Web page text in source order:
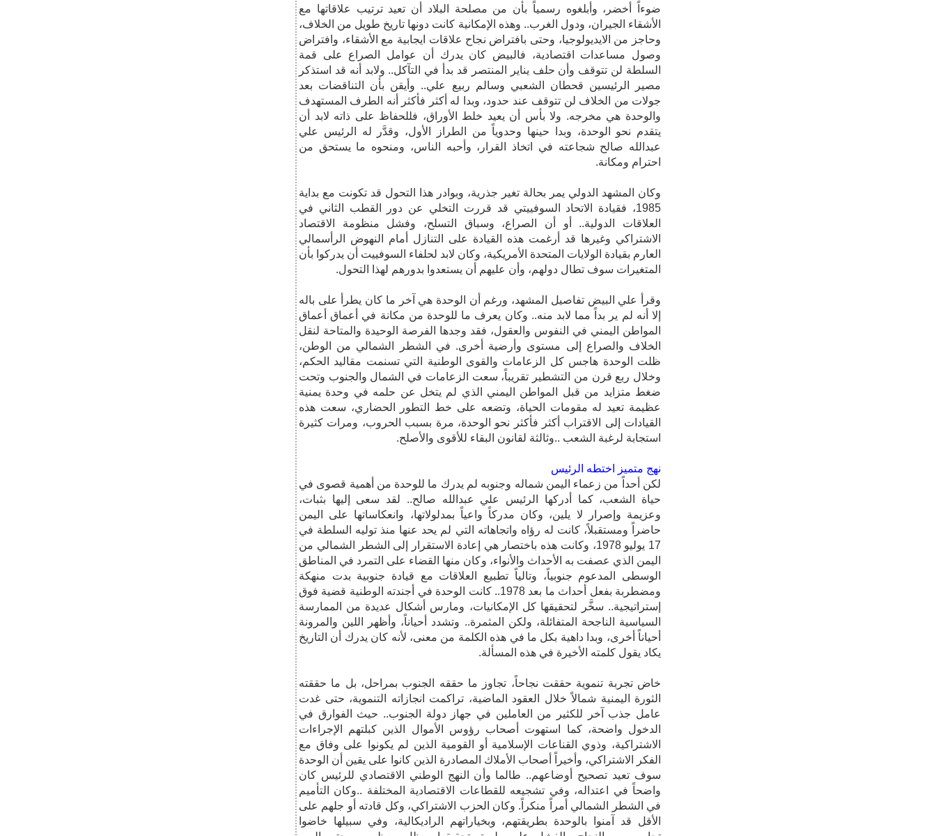
ضوءاً أخضر، وأبلغوه رسمياً بأن من مصلحة البلاد أن تعيد ترتيب علاقاتها مع
الأشقاء الجيران، ودول الغرب.. وهذه الإمكانية كانت دونها تاريخ طويل من الخلاف،
وحاجز من الايديولوجيا، وحتى بافتراض نجاح علاقات ايجابية مع الأشقاء، وافتراض
وصول مساعدات اقتصادية، فالبيض كان يدرك أن عوامل الصراع على قمة
السلطة لن تتوقف وأن حلف يناير المنتصر قد بدأ في التآكل.. ولابد أنه قد استذكر
مصير الرئيسين قحطان الشعبي وسالم ربيع علي.. وأيقن بأن التناقضات بعد
‬والوحدة‮ ‬هي‮ ‬مخرجه‮.‬ ولا بأس أن يعيد خلط الأوراق، فللحفاظ على ذاته لابد أن
يتقدم نحو الوحدة، وبدا حينها وحدوياً من الطراز الأول، وقدَّر له الرئيس علي
عبدالله صالح شجاعته في اتخاذ القرار، وأحبه الناس، ومنحوه ما يستحق من
احترام ومكانة.
وكان المشهد الدولي يمر بحالة تغير جذرية، وبوادر هذا التحول قد تكونت مع بداية
1985، فقيادة الاتحاد السوفييتي قد قررت التخلي عن دور القطب الثاني في
العلاقات الدولية.. أو أن الصراع، وسباق التسلح، وفشل منظومة الاقتصاد
‬المتغيرات‮ ‬سوف‮ ‬تطال‮ ‬دولهم،‮ ‬وأن‮ ‬عليهم‮ ‬أن‮ ‬يستعدوا‮ ‬بدورهم‮ ‬لهذا‮ ‬التحول‮. ‬
وقرأ علي البيض تفاصيل المشهد، ورغم أن الوحدة هي آخر ما كان يطرأ على باله
إلا أنه لم ير بداً مما لابد منه.. وكان يعرف ما للوحدة من مكانة في أعماق أعماق
المواطن اليمني في النفوس والعقول، فقد وجدها الفرصة الوحيدة والمتاحة لنقل
الخلاف والصراع إلى مستوى وأرضية أخرى‮.‬ في الشطر الشمالي من الوطن،
ظلت الوحدة هاجس كل الزعامات والقوى الوطنية التي تسنمت مقاليد الحكم،
وخلال ربع قرن من التشطير تقريباً، سعت الزعامات في الشمال والجنوب وتحت
ضغط متزايد من قبل المواطن اليمني الذي لم يتخل عن حلمه في وحدة يمنية
‬استجابة‮ ‬لرغبة‮ ‬الشعب‭..‬‮ ‬وثالثة‮ ‬لقانون‮ ‬البقاء‮ ‬للأقوى‮ ‬والأصلح‮. ‬
نهج‮ ‬متميز‮ ‬اختطه‮ ‬الرئيس
لكن أحداً من زعماء اليمن شماله وجنوبه لم يدرك ما للوحدة من أهمية قصوى في
حياة الشعب، كما أدركها الرئيس علي عبدالله صالح.. لقد سعى إليها بثبات،
وعزيمة وإصرار لا يلين، وكان مدركاً واعياً بمدلولاتها، وانعكاساتها على اليمن
حاضراً ومستقبلاً، كانت له رؤاه واتجاهاته التي لم يحد عنها منذ توليه السلطة في
17 يوليو 1978، وكانت هذه باختصار هي إعادة الاستقرار إلى الشطر الشمالي من
اليمن الذي عصفت به الأحداث والأنواء، وكان منها القضاء على التمرد في المناطق
الوسطى المدعوم جنوبياً، وتالياً تطبيع العلاقات مع قيادة جنوبية بدت منهكة
ومضطربة بفعل أحداث ما بعد 1978.. كانت الوحدة في أجندته الوطنية قضية فوق
إستراتيجية.. سخَّر لتحقيقها كل الإمكانيات، ومارس أشكال عديدة من الممارسة
السياسية الناجحة المتفائلة، ولكن المثمرة.. وتشدد أحياناً، وأظهر اللين والمرونة
‬يكاد‮ ‬يقول‮ ‬كلمته‮ ‬الأخيرة‮ ‬في‮ ‬هذه‮ ‬المسألة‮.‬
خاض تجربة تنموية حققت نجاحاً، تجاوز ما حققه الجنوب بمراحل، بل ما حققته
الثورة اليمنية شمالاً خلال العقود الماضية، تراكمت انجازاته التنموية، حتى غدت
عامل جذب آخر للكثير من العاملين في جهاز دولة الجنوب.. حيث الفوارق في
الدخول واضحة، كما استهوت أصحاب رؤوس الأموال الذين كبلتهم الإجراءات
الاشتراكية، وذوي القناعات الإسلامية أو القومية الذين لم يكونوا على وفاق مع
الفكر الاشتراكي، وأخيراً أصحاب الأملاك المصادرة الذين كانوا على يقين أن الوحدة
سوف تعيد تصحيح أوضاعهم.. طالما وأن النهج الوطني الاقتصادي للرئيس كان
‬في‮ ‬الشطر‮ ‬الشمالي‮ ‬أمراً‮ ‬منكراً‮.‬ وكان الحزب الاشتراكي، وكل قادته أو جلهم على
الأقل قد آمنوا بالوحدة بطريقتهم، وبخياراتهم الراديكالية، وفي سبيلها خاضوا